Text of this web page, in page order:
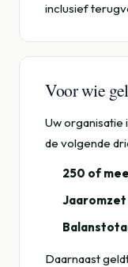
inclusief
Voor wie
Uw organisatie
de volgende
250 of
Jaaromzet
Daarnaast